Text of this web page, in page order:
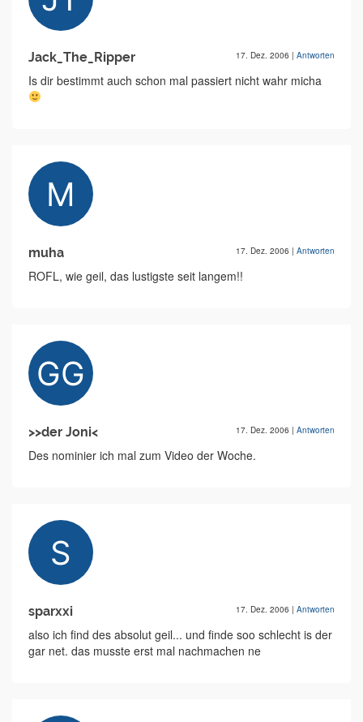
Jack_The_Ripper 17. Dez. 2006 | Antworten
Is dir bestimmt auch schon mal passiert nicht wahr micha
muha 17. Dez. 2006 | Antworten
ROFL, wie geil, das lustigste seit langem!!
>>der Joni< 17. Dez. 2006 | Antworten
Des nominier ich mal zum Video der Woche.
sparxxi 17. Dez. 2006 | Antworten
also ich find des absolut geil... und finde soo schlecht is der
gar net. das musste erst mal nachmachen ne